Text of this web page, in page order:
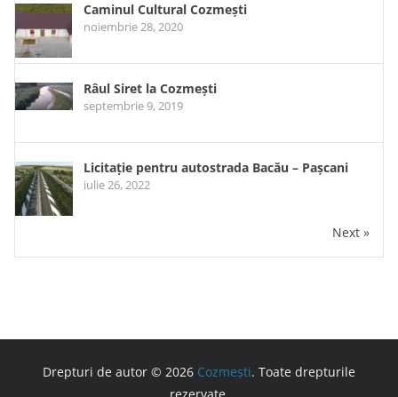
Caminul Cultural Cozmești
noiembrie 28, 2020
Râul Siret la Cozmești
septembrie 9, 2019
Licitație pentru autostrada Bacău – Pașcani
iulie 26, 2022
Next »
Drepturi de autor © 2026 Cozmești. Toate drepturile